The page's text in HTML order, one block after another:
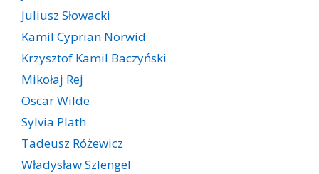
Juliusz Słowacki
Kamil Cyprian Norwid
Krzysztof Kamil Baczyński
Mikołaj Rej
Oscar Wilde
Sylvia Plath
Tadeusz Różewicz
Władysław Szlengel